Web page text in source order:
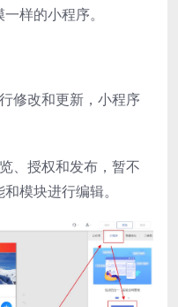
样的小程序。
修改和更新，小程序
、授权和发布，暂不
模块进行编辑。